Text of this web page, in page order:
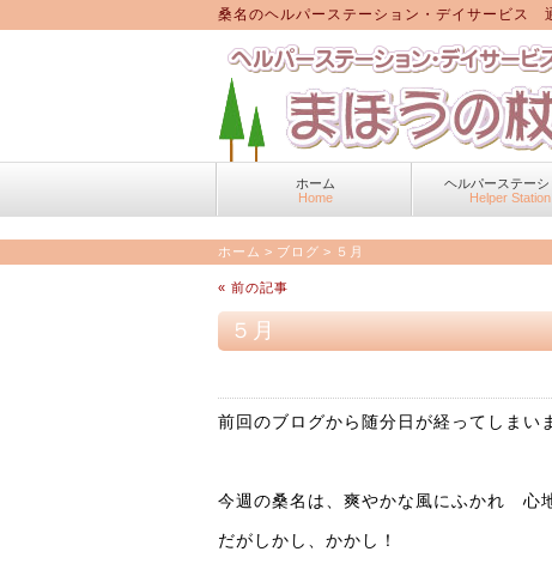
桑名のヘルパーステーション・デイサービス
ホーム
Home
ヘルパーステーシ
Helper Station
ホーム > ブログ > ５月
« 前の記事
５月
前回のブログから随分日が経ってしまい
今週の桑名は、爽やかな風にふかれ 心
だがしかし、かかし！